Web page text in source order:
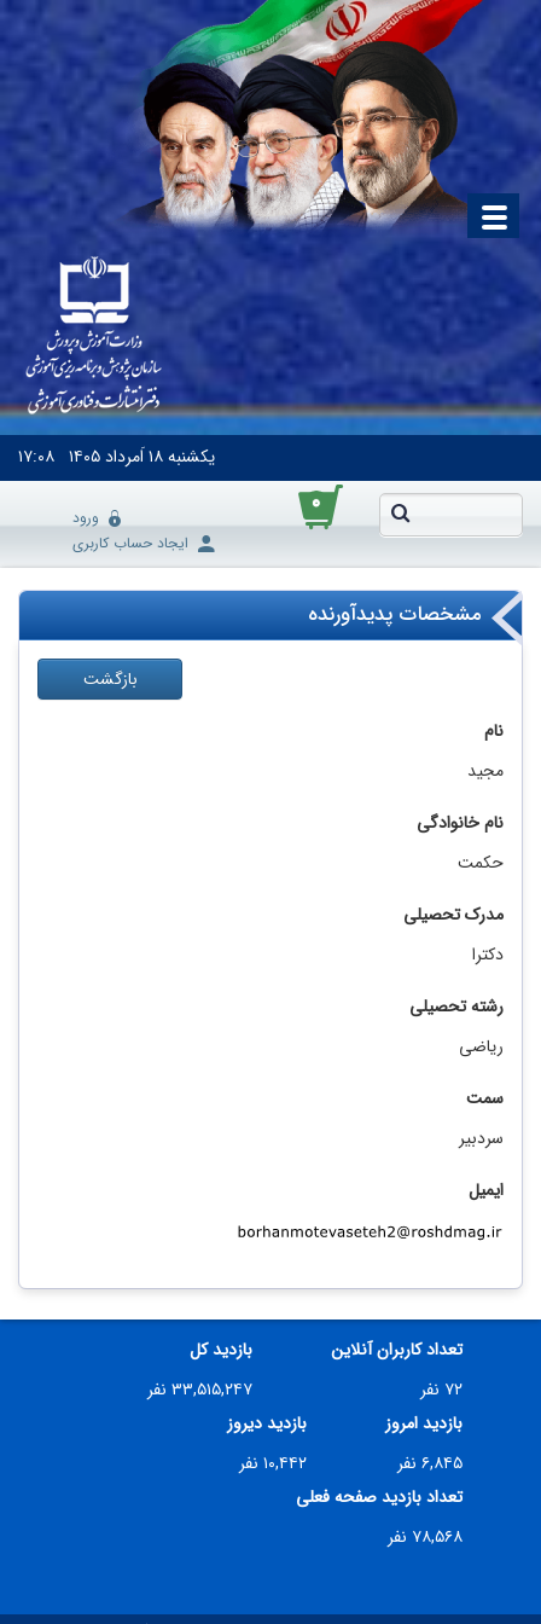
یکشنبه۱۸ اَمرداد ۱۴۰۵ ۱۷:۰۸
۰
ورود
ایجاد حساب کاربری
مشخصات پدیدآورنده
بازگشت
نام
مجید
نام خانوادگی
حکمت
مدرک تحصیلی
دکترا
رشته تحصیلی
ریاضی
سمت
سردبیر
ایمیل
تعداد کاربران آنلاین
۷۲ نفر
بازدید کل
۳۳,۵۱۵,۲۴۷ نفر
بازدید امروز
۶,۸۴۵ نفر
بازدید دیروز
۱۰,۴۴۲ نفر
تعداد بازدید صفحه فعلی
۷۸,۵۶۸ نفر